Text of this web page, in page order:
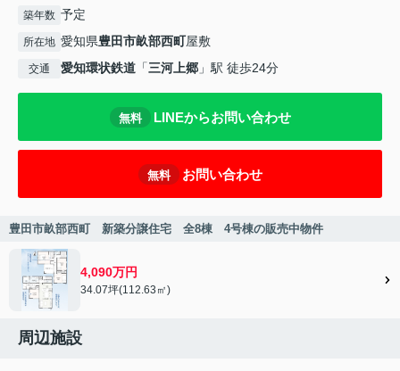
築年数 予定
所在地 愛知県豊田市畝部西町屋敷
交通 愛知環状鉄道 「三河上郷 」駅 徒歩24分
無料 LINEからお問い合わせ
無料 お問い合わせ
豊田市畝部西町 新築分譲住宅 全8棟 4号棟の販売中物件
4,090万円
34.07坪(112.63㎡)
周辺施設